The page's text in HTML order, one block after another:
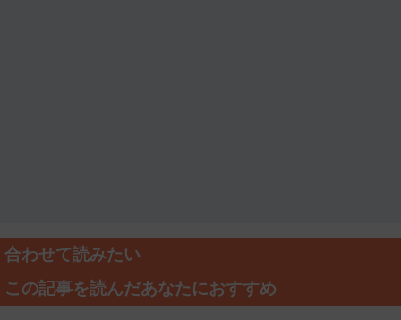
合わせて読みたい
この記事を読んだあなたにおすすめ